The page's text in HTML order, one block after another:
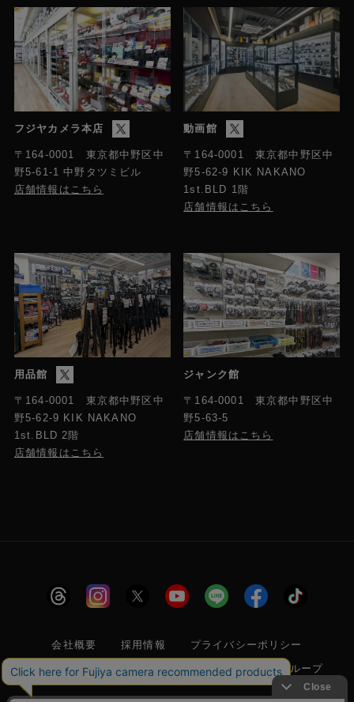
フジヤカメラ本店
〒164-0001 東京都中野区中
野5-61-1 中野タツミビル
店舗情報はこちら
動画館
〒164-0001 東京都中野区中
野5-62-9 KIK NAKANO
1st.BLD 1階
店舗情報はこちら
用品館
〒164-0001 東京都中野区中
野5-62-9 KIK NAKANO
1st.BLD 2階
店舗情報はこちら
ジャンク館
〒164-0001 東京都中野区中
野5-63-5
店舗情報はこちら
会社概要 採用情報
プライバシーポリシー
特定商取引に関する法律に基づく表示
フジヤグループ